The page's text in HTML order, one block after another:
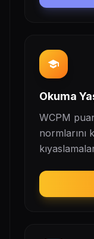
school
Okuma
WCPM
normlarını